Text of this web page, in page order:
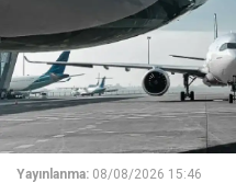
Yayınlanma: 08/08/2026 15:46